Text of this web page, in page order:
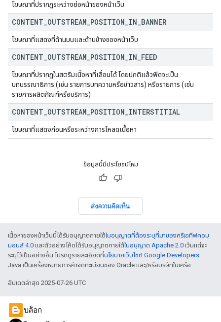
โฆษณาที่ปรากฏระหว่างย่อหน้าของหน้าเว็บ
CONTENT OUTSTREAM POSITION IN BANNER
โฆษณาที่แสดงที่ด้านบนและด้านข้างของหน้าเว็บ
CONTENT OUTSTREAM POSITION IN FEED
โฆษณาที่ปรากฏในสตรีมเนื้อหาที่เลื่อนได้ โดยปกติแล้วฟีดจะเป็น
บทบรรณาธิการ (เช่น รายการบทความหรือข่าวสาร) หรือรายการ (เช่น
รายการผลิตภัณฑ์หรือบริการ)
CONTENT OUTSTREAM POSITION INTERSTITIAL
โฆษณาที่แสดงก่อนหรือระหว่างการโหลดเนื้อหา
ข้อมูลนี้มีประโยชน์ไหม
ส่งความคิดเห็น
เนื้อหาของหน้าเว็บนี้ได้รับอนุญาตภายใต้ใบอนุญาตที่ต้องระบุที่มาของครีเอทีฟคอม
มอนส์ 4.0 และตัวอย่างโค้ดได้รับอนุญาตภายใต้ใบอนุญาต Apache 2.0 เว้นแต่จะ
ระบุไว้เป็นอย่างอื่น โปรดดูรายละเอียดที่นโยบายเว็บไซต์ Google Developers
Java เป็นเครื่องหมายการค้าจดทะเบียนของ Oracle และ/หรือบริษัทในเครือ
อัปเดตล่าสุด 2025-07-26 UTC
บล็อก